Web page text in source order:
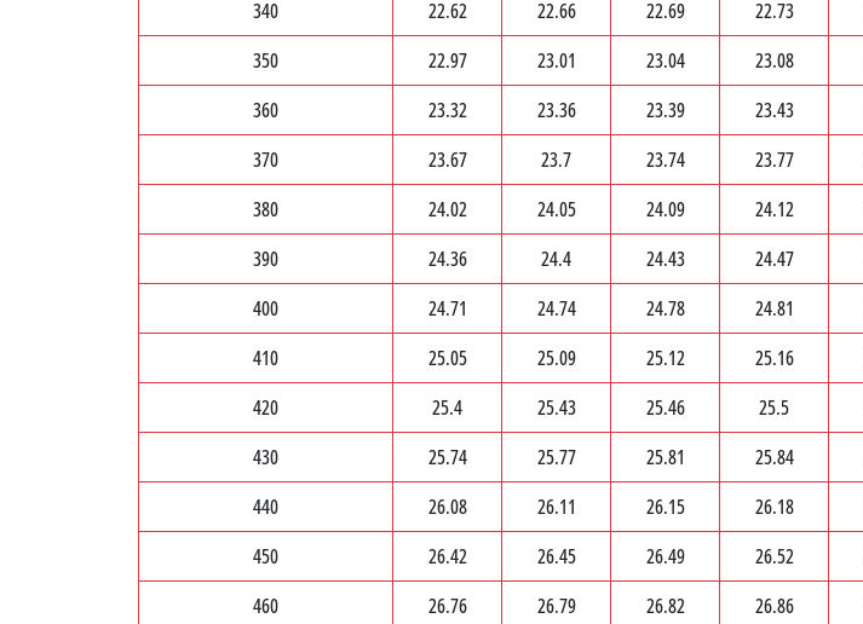
340
22.62 22.66 22.69 22.73
350
22.97 23.01 23.04 23.08
360
23.32 23.36 23.39 23.43
370
23.67 23.7 23.74 23.77
380
24.02 24.05 24.09 24.12
390
24.36 24.4 24.43 24.47
400
24.71 24.74 24.78 24.81
410
25.05 25.09 25.12 25.16
420
25.4 25.43 25.46 25.5
430
25.74 25.77 25.81 25.84
440
26.08 26.11 26.15 26.18
450
26.42 26.45 26.49 26.52
460
26.76 26.79 26.82 26.86